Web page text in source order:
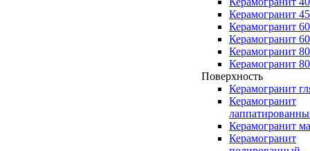
Керамогранит
Керамогранит
Керамогранит
Керамогранит
Керамогранит
Поверхность
Керамогранит
Керамогранит
Керамогранит
Керамогранит